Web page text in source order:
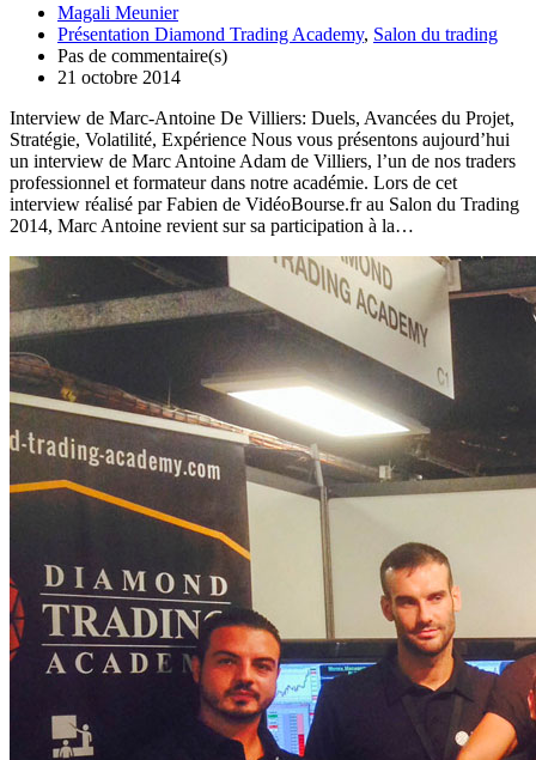
Magali Meunier
Présentation Diamond Trading Academy, Salon du trading
Pas de commentaire(s)
21 octobre 2014
Interview de Marc-Antoine De Villiers: Duels, Avancées du Projet,
Stratégie, Volatilité, Expérience Nous vous présentons aujourd’hui
un interview de Marc Antoine Adam de Villiers, l’un de nos traders
professionnel et formateur dans notre académie. Lors de cet
interview réalisé par Fabien de VidéoBourse.fr au Salon du Trading
2014, Marc Antoine revient sur sa participation à la…